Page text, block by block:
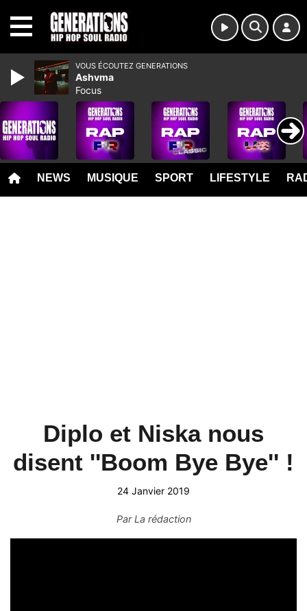
NEWS MUSIQUE SPORT LIFESTYLE
Diplo et Niska nous
disent ''Boom Bye Bye'' !
24 Janvier 2019
ParLa rédaction
VOUS ÉCOUTEZ GENERATIONS
Ashvma
Focus